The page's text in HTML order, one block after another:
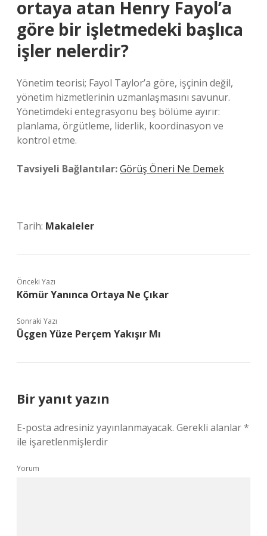
ortaya atan Henry Fayol’a
göre bir işletmedeki başlıca
işler nelerdir?
Yönetim teorisi; Fayol Taylor’a göre, işçinin değil,
yönetim hizmetlerinin uzmanlaşmasını savunur.
Yönetimdeki entegrasyonu beş bölüme ayırır:
planlama, örgütleme, liderlik, koordinasyon ve
kontrol etme.
Tavsiyeli Bağlantılar:Görüş Öneri Ne Demek
Tarih: Makaleler
Önceki Yazı
Kömür Yanınca Ortaya Ne Çıkar
Sonraki Yazı
Üçgen Yüze Perçem Yakışır Mı
Bir yanıt yazın
E-posta adresiniz yayınlanmayacak. Gerekli alanlar*
ile işaretlenmişlerdir
Yorum